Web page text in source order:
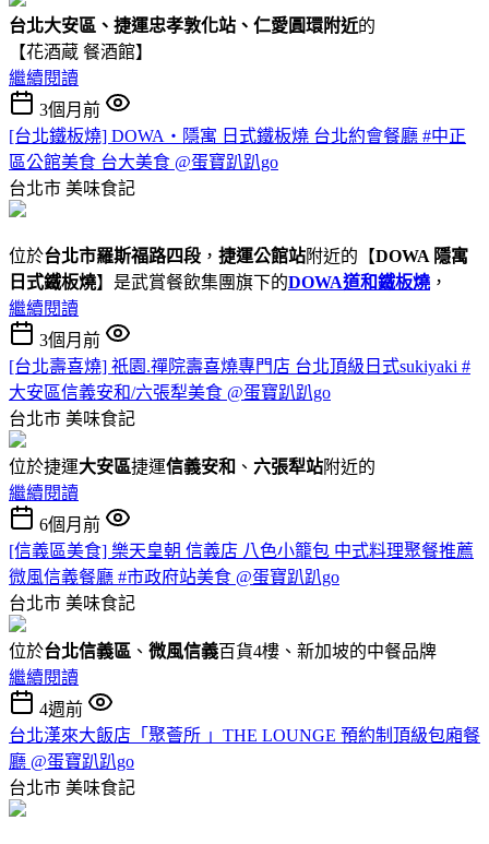
台北大安區、捷運忠孝敦化站、仁愛圓環附近的
【花酒蔵 餐酒館】
繼續閱讀
3個月前
[台北鐵板燒] DOWA・隱寓 日式鐵板燒 台北約會餐廳 #中正
區公館美食 台大美食 @蛋寶趴趴go
台北市 美味食記
位於台北市羅斯福路四段 ， 捷運公館站附近的【DOWA 隱寓
日式鐵板燒】是武賞餐飲集團旗下的DOWA道和鐵板燒 ，
繼續閱讀
3個月前
[台北壽喜燒] 祇園.禪院壽喜燒專門店 台北頂級日式sukiyaki #
大安區信義安和/六張犁美食 @蛋寶趴趴go
台北市 美味食記
位於捷運大安區捷運信義安和 、 六張犁站附近的
繼續閱讀
6個月前
[信義區美食] 樂天皇朝 信義店 八色小籠包 中式料理聚餐推薦
微風信義餐廳 #市政府站美食 @蛋寶趴趴go
台北市 美味食記
位於台北信義區 、 微風信義百貨4樓、新加坡的中餐品牌
繼續閱讀
4週前
台北漢來大飯店「聚薈所 」THE LOUNGE 預約制頂級包廂餐
廳 @蛋寶趴趴go
台北市 美味食記